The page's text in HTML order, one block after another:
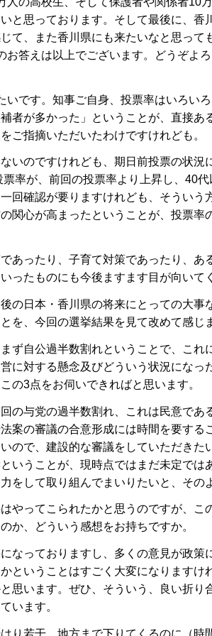
と思っております。そして最後に、香
て、また香川県にも来たいなと思って
答えは以上でございます。どうぞよろ
です。知事ご自身、投票率はいろい
者が多かった」ということが、直接あ
ご指摘いただいたわけですけれども。
いのですけれども、期日前投票の状況
率が、前回の投票率より上昇し、40
回確認が要りますけれども、そういう
関心が高まったということが、投票率
あったり、子育て対策であったり、あ
ったものにも今後ますます目が向いて
の日本・香川県の将来にとっての大事
を、今回の選挙結果を見て改めて感じ
ず自公過半数割れということで、これ
に対する懸念及びどういう状況になっ
の3点をお伺いできればと思います。
の与党の過半数割れ、これは民意であ
案の審議の合意形成には時間を要する
ので、建設的な審議をしていただきた
いうことが、現時点ではまだ未定では
をして取り組んでまいりたいと、その
やってこられたかと思うのですが、こ
か、どういう感想をお持ちですか。
なっておりますし、多くの意見が政策
ということはすごく大変になりますけ
思います。ぜひ、そういう、良い折り
います。
り若干、地方まで下りてくるのに（時